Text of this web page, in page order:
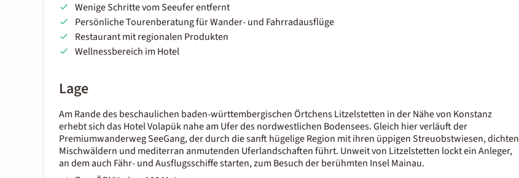
Wenige Schritte vom Seeufer entfernt
Persönliche Tourenberatung für Wander- und Fahrradausflüge
Restaurant mit regionalen Produkten
Wellnessbereich im Hotel
Lage
Am Rande des beschaulichen baden-württembergischen Örtchens Litzelstetten in der Nähe von Konstanz
erhebt sich das Hotel Volapük nahe am Ufer des nordwestlichen Bodensees. Gleich hier verläuft der
Premiumwanderweg SeeGang, der durch die sanft hügelige Region mit ihren üppigen Streuobstwiesen, dichten
Mischwäldern und mediterran anmutenden Uferlandschaften führt. Unweit von Litzelstetten lockt ein Anleger,
an dem auch Fähr- und Ausflugsschiffe starten, zum Besuch der berühmten Insel Mainau.